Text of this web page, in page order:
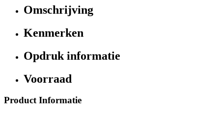
Omschrijving
Kenmerken
Opdruk informatie
Voorraad
Product Informatie